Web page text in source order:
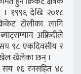
। १९९६ देखि २०१८
टोलीका लागि
अफ्रिदीले
९८ एकदिवसीय र
खेल खेलेका छन् ।
१६ रनसहित ४८